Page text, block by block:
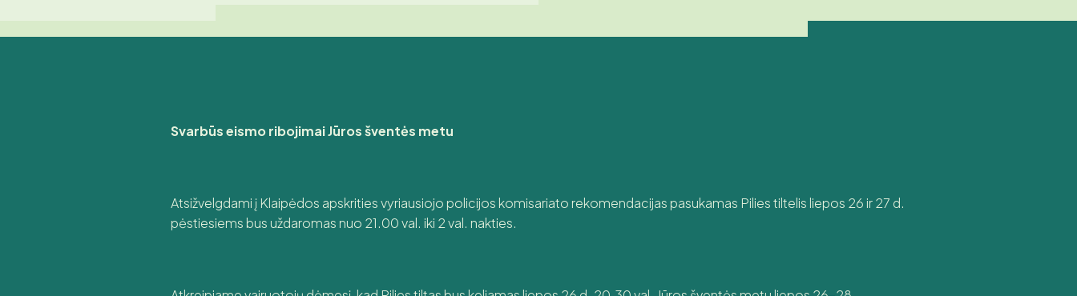
Svarbūs eismo ribojimaiJūros šventės metu
Atsižvelgdami į Klaipėdos apskrities vyriausiojo policijos komisariato rekomendacijas pasukamas Pilies tiltelis liepos 26 ir 27 d.
pėstiesiems bus uždaromas nuo 21.00 val. iki 2 val. nakties.